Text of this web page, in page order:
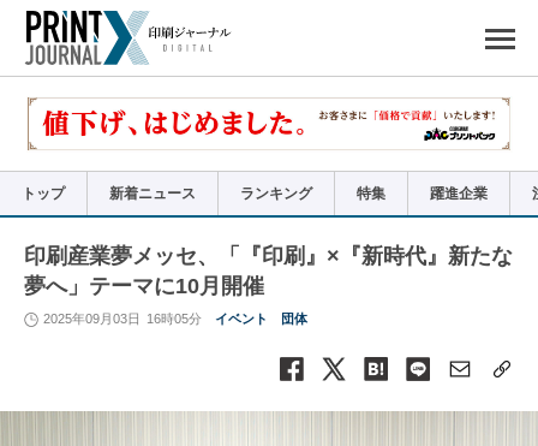
で
リ
トップ 新着ニュース ランキング 特集 躍進企業
印刷産業夢メッセ、「『印刷』×『新時代』新たな
夢へ」テーマに10月開催
2025年09月03日 16時05分 イベント 団体